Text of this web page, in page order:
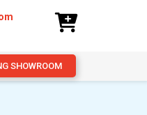
SHOWROOM